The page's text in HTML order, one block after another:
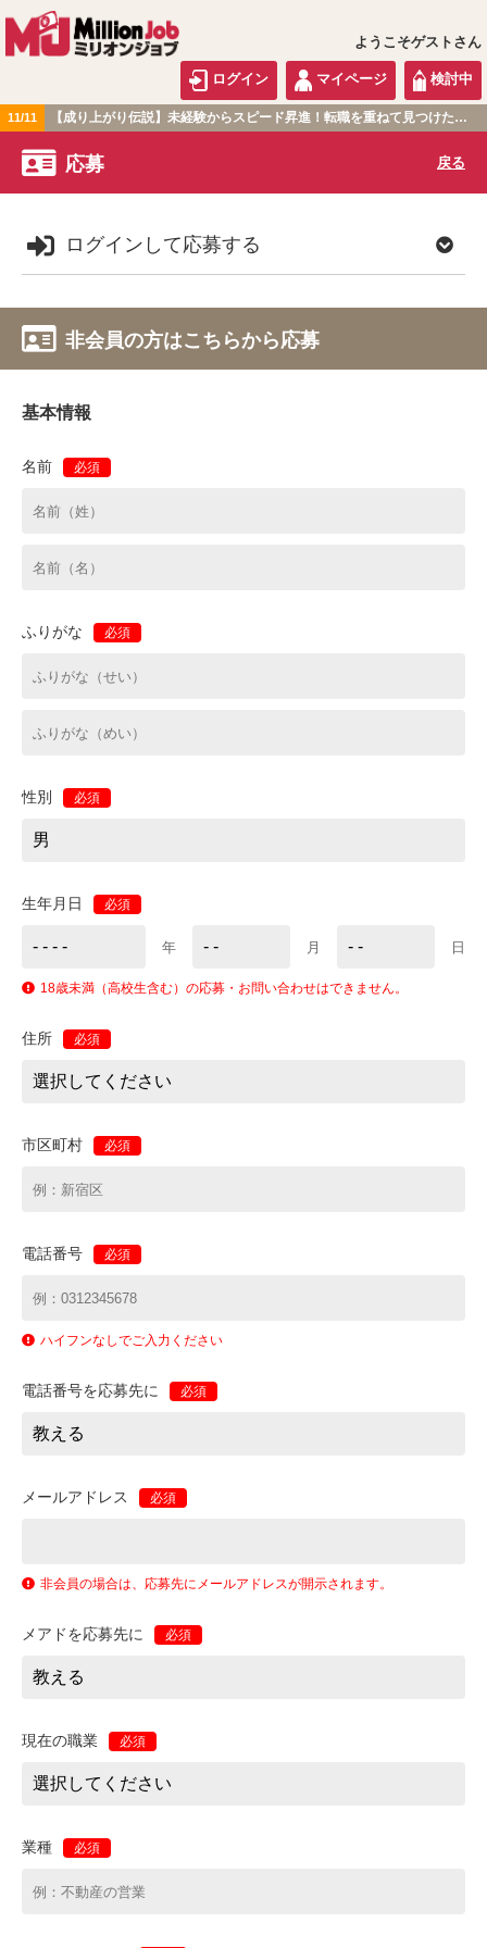
ようこそゲストさん
ログイン マイページ 検討中
11/11 【成り上がり伝説】未経験からスピード昇進！転職を重ねて見つけた『本当に働きやすい職場』とは？
関東版
応募 戻る
ログインして応募する
非会員の方はこちらから応募
基本情報
名前 必須
ふりがな 必須
性別 必須
生年月日 必須
年 月 日
18歳未満（高校生含む）の応募・お問い合わせはできません。
住所 必須
市区町村 必須
電話番号 必須
ハイフンなしでご入力ください
電話番号を応募先に 必須
メールアドレス 必須
非会員の場合は、応募先にメールアドレスが開示されます。
メアドを応募先に 必須
現在の職業 必須
業種 必須